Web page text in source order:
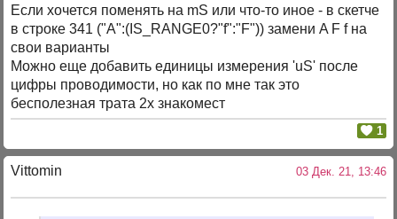
Если хочется поменять на mS или что-то иное - в скетче
в строке 341 ("A":(IS_RANGE0?"f":"F")) замени A F f на
свои варианты
Можно еще добавить единицы измерения 'uS' после
цифры проводимости, но как по мне так это
бесполезная трата 2х знакомест
1
Vittomin 03 Дек. 21, 13:46